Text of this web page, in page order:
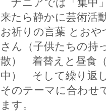
来たら静かに芸術
お祈りの言葉 とお
さん（子供たちの持
散） 着替えと昼食
中） そして繰り返
そのテーマに合わせ
ます。